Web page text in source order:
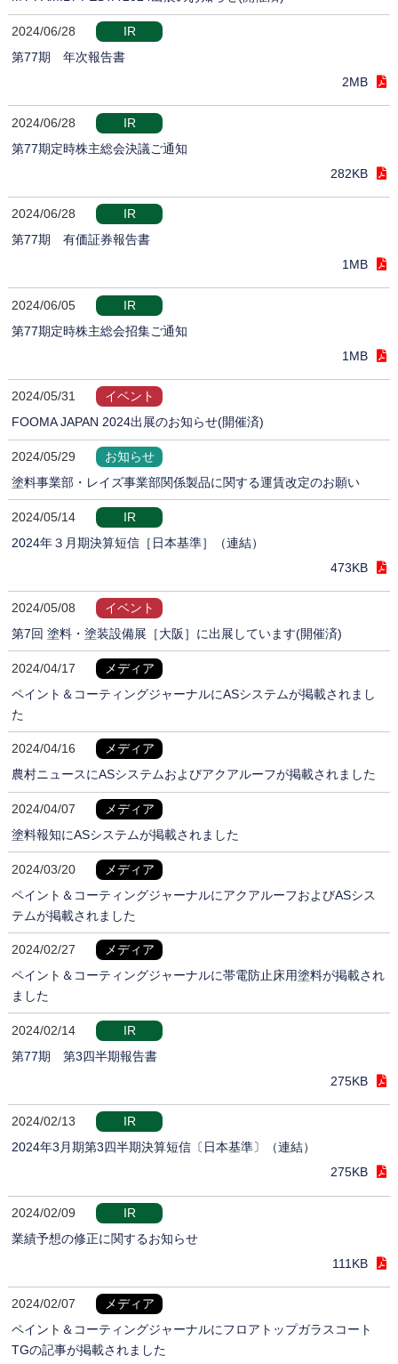
2024/06/28
IR
第77期 年次報告書
2MB
2024/06/28
IR
第77期定時株主総会決議ご通知
282KB
2024/06/28
IR
第77期 有価証券報告書
1MB
2024/06/05
IR
第77期定時株主総会招集ご通知
1MB
2024/05/31
イベント
FOOMA JAPAN 2024出展のお知らせ(開催済)
2024/05/29
お知らせ
塗料事業部・レイズ事業部関係製品に関する運賃改定のお願い
2024/05/14
IR
2024年３月期決算短信［日本基準］（連結）
473KB
2024/05/08
イベント
第7回 塗料・塗装設備展［大阪］に出展しています(開催済)
2024/04/17
メディア
ペイント＆コーティングジャーナルにASシステムが掲載されまし
た
2024/04/16
メディア
農村ニュースにASシステムおよびアクアルーフが掲載されました
2024/04/07
メディア
塗料報知にASシステムが掲載されました
2024/03/20
メディア
ペイント＆コーティングジャーナルにアクアルーフおよびASシス
テムが掲載されました
2024/02/27
メディア
ペイント＆コーティングジャーナルに帯電防止床用塗料が掲載され
ました
2024/02/14
IR
第77期 第3四半期報告書
275KB
2024/02/13
IR
2024年3月期第3四半期決算短信〔日本基準〕（連結）
275KB
2024/02/09
IR
業績予想の修正に関するお知らせ
111KB
2024/02/07
メディア
ペイント＆コーティングジャーナルにフロアトップガラスコート
TGの記事が掲載されました